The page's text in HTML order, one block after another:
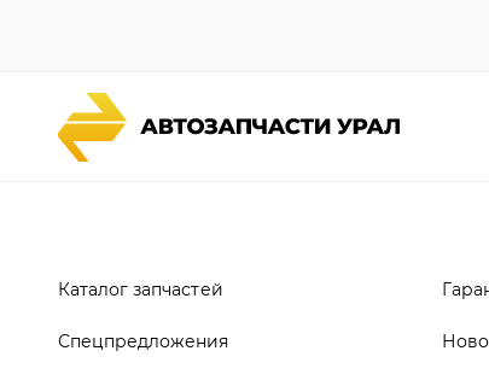
Каталог запчастей